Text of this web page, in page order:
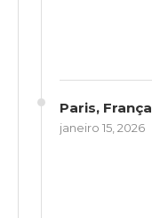
Paris, França
janeiro 15, 2026